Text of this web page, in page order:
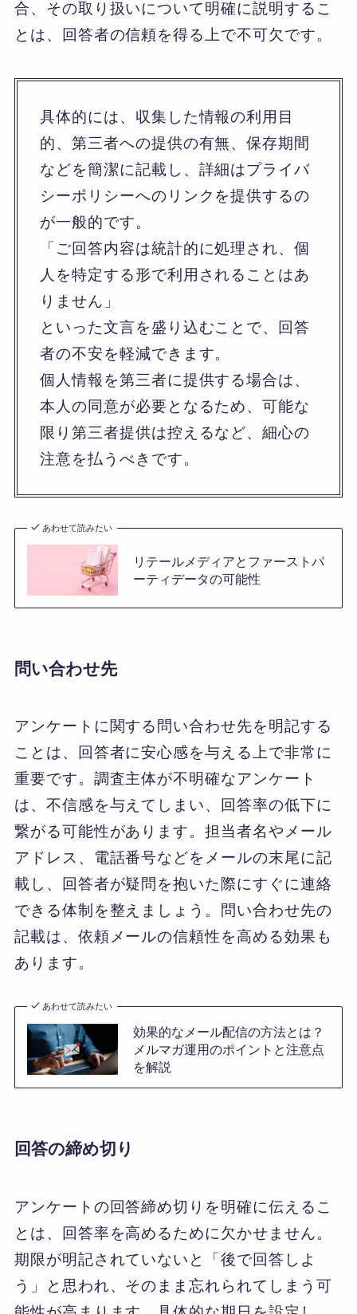
合、その取り扱いについて明確に説明するこ
とは、回答者の信頼を得る上で不可欠です。
具体的には、収集した情報の利用目
的、第三者への提供の有無、保存期間
などを簡潔に記載し、詳細はプライバ
シーポリシーへのリンクを提供するの
が一般的です。
「ご回答内容は統計的に処理され、個
人を特定する形で利用されることはあ
りません」
といった文言を盛り込むことで、回答
者の不安を軽減できます。
個人情報を第三者に提供する場合は、
本人の同意が必要となるため、可能な
限り第三者提供は控えるなど、細心の
注意を払うべきです。
あわせて読みたい
リテールメディアとファーストパ
ーティデータの可能性
問い合わせ先
アンケートに関する問い合わせ先を明記する
ことは、回答者に安心感を与える上で非常に
重要です。調査主体が不明確なアンケート
は、不信感を与えてしまい、回答率の低下に
繋がる可能性があります。担当者名やメール
アドレス、電話番号などをメールの末尾に記
載し、回答者が疑問を抱いた際にすぐに連絡
できる体制を整えましょう。問い合わせ先の
記載は、依頼メールの信頼性を高める効果も
あります。
あわせて読みたい
効果的なメール配信の方法とは？
メルマガ運用のポイントと注意点
を解説
回答の締め切り
アンケートの回答締め切りを明確に伝えるこ
とは、回答率を高めるために欠かせません。
期限が明記されていないと「後で回答しよ
う」と思われ、そのまま忘れられてしまう可